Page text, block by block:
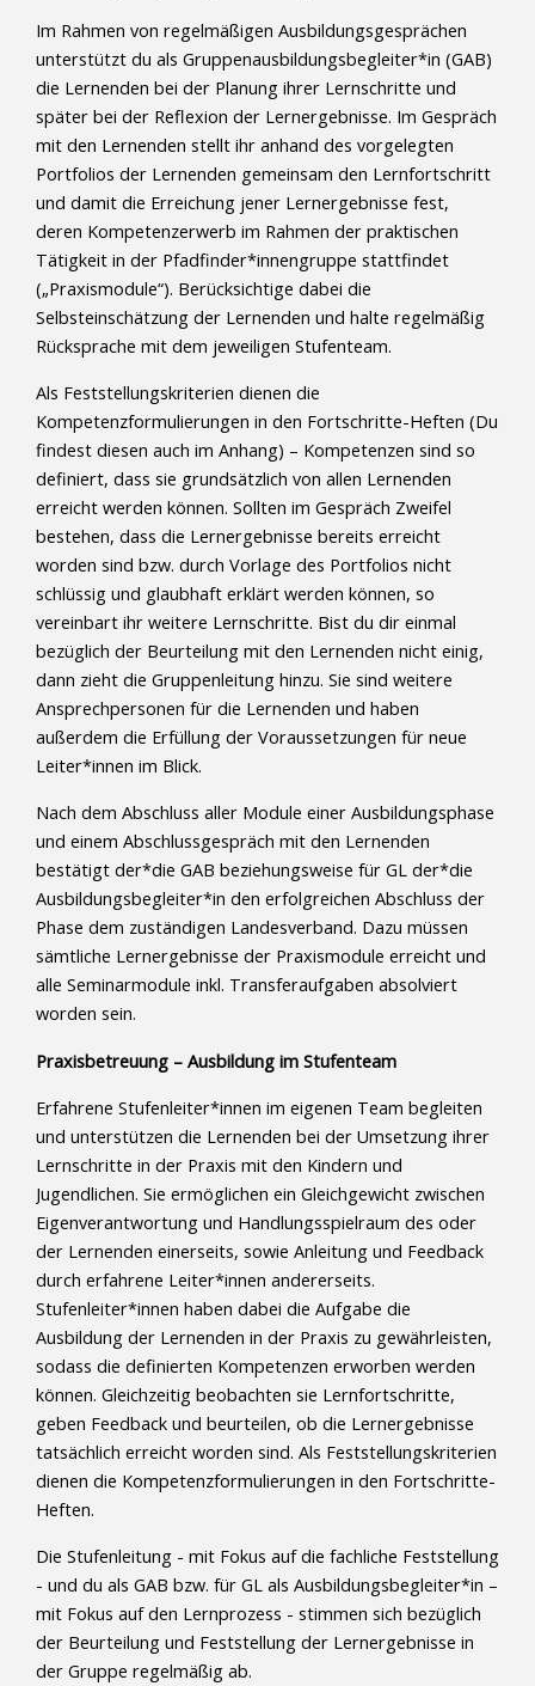
Im Rahmen von regelmäßigen Ausbildungsgesprächen
unterstützt du als Gruppenausbildungsbegleiter*in (GAB)
die Lernenden bei der Planung ihrer Lernschritte und
später bei der Reflexion der Lernergebnisse. Im Gespräch
mit den Lernenden stellt ihr anhand des vorgelegten
Portfolios der Lernenden gemeinsam den Lernfortschritt
und damit die Erreichung jener Lernergebnisse fest,
deren Kompetenzerwerb im Rahmen der praktischen
Tätigkeit in der Pfadfinder*innengruppe stattfindet
(„Praxismodule“). Berücksichtige dabei die
Selbsteinschätzung der Lernenden und halte regelmäßig
Rücksprache mit dem jeweiligen Stufenteam.
Als Feststellungskriterien dienen die
Kompetenzformulierungen in den Fortschritte-Heften (Du
findest diesen auch im Anhang) – Kompetenzen sind so
definiert, dass sie grundsätzlich von allen Lernenden
erreicht werden können. Sollten im Gespräch Zweifel
bestehen, dass die Lernergebnisse bereits erreicht
worden sind bzw. durch Vorlage des Portfolios nicht
schlüssig und glaubhaft erklärt werden können, so
vereinbart ihr weitere Lernschritte. Bist du dir einmal
bezüglich der Beurteilung mit den Lernenden nicht einig,
dann zieht die Gruppenleitung hinzu. Sie sind weitere
Ansprechpersonen für die Lernenden und haben
außerdem die Erfüllung der Voraussetzungen für neue
Leiter*innen im Blick.
Nach dem Abschluss aller Module einer Ausbildungsphase
und einem Abschlussgespräch mit den Lernenden
bestätigt der*die GAB beziehungsweise für GL der*die
Ausbildungsbegleiter*in den erfolgreichen Abschluss der
Phase dem zuständigen Landesverband. Dazu müssen
sämtliche Lernergebnisse der Praxismodule erreicht und
alle Seminarmodule inkl. Transferaufgaben absolviert
worden sein.
Praxisbetreuung – Ausbildung im Stufenteam
Erfahrene Stufenleiter*innen im eigenen Team begleiten
und unterstützen die Lernenden bei der Umsetzung ihrer
Lernschritte in der Praxis mit den Kindern und
Jugendlichen. Sie ermöglichen ein Gleichgewicht zwischen
Eigenverantwortung und Handlungsspielraum des oder
der Lernenden einerseits, sowie Anleitung und Feedback
durch erfahrene Leiter*innen andererseits.
Stufenleiter*innen haben dabei die Aufgabe die
Ausbildung der Lernenden in der Praxis zu gewährleisten,
sodass die definierten Kompetenzen erworben werden
können. Gleichzeitig beobachten sie Lernfortschritte,
geben Feedback und beurteilen, ob die Lernergebnisse
tatsächlich erreicht worden sind. Als Feststellungskriterien
dienen die Kompetenzformulierungen in den Fortschritte-
Heften.
Die Stufenleitung - mit Fokus auf die fachliche Feststellung
- und du als GAB bzw. für GL als Ausbildungsbegleiter*in –
mit Fokus auf den Lernprozess - stimmen sich bezüglich
der Beurteilung und Feststellung der Lernergebnisse in
der Gruppe regelmäßig ab.